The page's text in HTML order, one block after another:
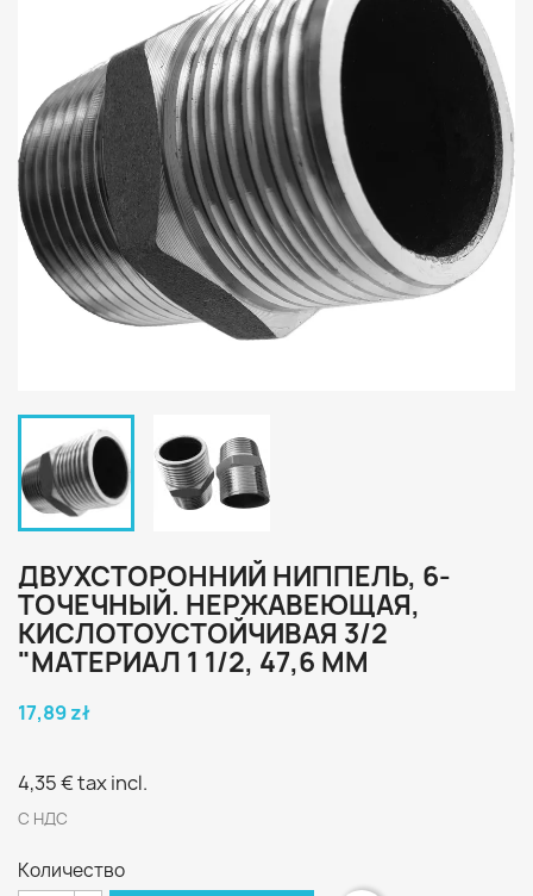
ДВУХСТОРОННИЙ НИППЕЛЬ, 6-
ТОЧЕЧНЫЙ. НЕРЖАВЕЮЩАЯ,
КИСЛОТОУСТОЙЧИВАЯ 3/2
"МАТЕРИАЛ 1 1/2, 47,6 ММ
17,89 zł
4,35 €tax incl.
С НДС
Количество